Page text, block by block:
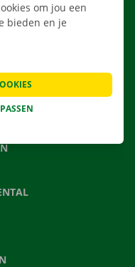
om jou een
bieden en je